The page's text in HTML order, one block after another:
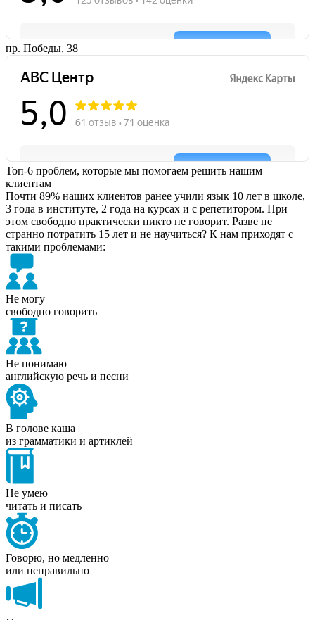
пр. Победы, 38
Топ-6 проблем, которые мы помогаем решить нашим
клиентам
Почти 89% наших клиентов ранее учили язык 10 лет в школе,
3 года в институте, 2 года на курсах и с репетитором. При
этом свободно практически никто не говорит. Разве не
странно потратить 15 лет и не научиться? К нам приходят с
такими проблемами:
Не могу
свободно говорить
Не понимаю
английскую речь и песни
В голове каша
из грамматики и артиклей
Не умею
читать и писать
Говорю, но медленно
или неправильно